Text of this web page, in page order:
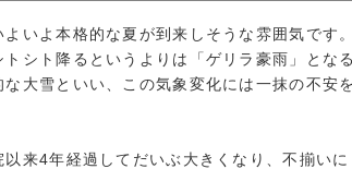
いよ本格的な夏が到来しそうな雰囲気です
シト降るというよりは「ゲリラ豪雨」とな
な大雪といい、この気象変化には一抹の不安
来4年経過してだいぶ大きくなり、不揃いに